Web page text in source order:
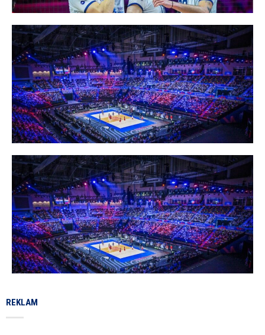
REKLAM